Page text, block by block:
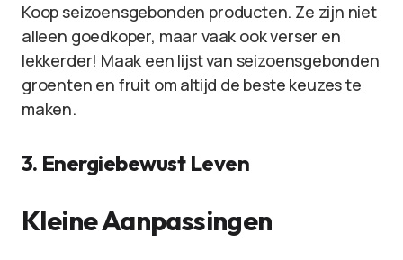
Koop seizoensgebonden producten. Ze zijn niet
alleen goedkoper, maar vaak ook verser en
lekkerder! Maak een lijst van seizoensgebonden
groenten en fruit om altijd de beste keuzes te
maken.
3. Energiebewust Leven
Kleine Aanpassingen